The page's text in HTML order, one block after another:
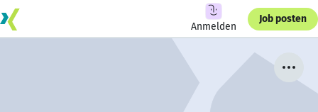
Anmelden
Job posten